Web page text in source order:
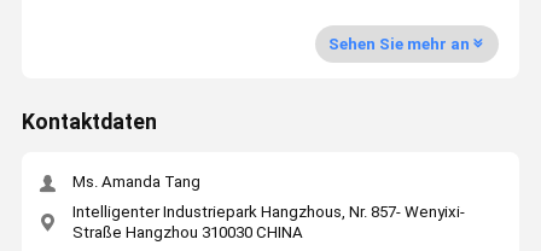
Sehen Sie mehr an
Kontaktdaten
Ms. Amanda Tang
Intelligenter Industriepark Hangzhous, Nr. 857- Wenyixi-
Straße Hangzhou 310030 CHINA